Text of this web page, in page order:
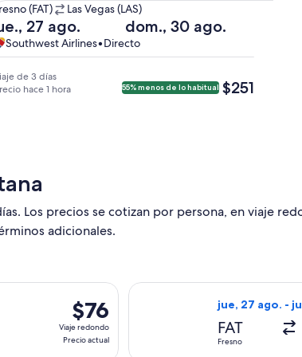
(FAT) Las Vegas (LAS)
27 ago.
Regreso
el
dom.,
ago.
Vegas
11:35
dom., 30 ago.
Southwest Airlines•Directo
de 3 días
hace 1 hora
55% menos de lo habitual $251
$251
Los precios se cotizan por persona, en viaje
adicionales.
$76
Viaje
redondo,
$76
Viaje redondo
Precio actual
16 ago. desde Fresno hacia Las Vegas, con
jue, 27 ago. -
FAT
Fresno
Seleccionar